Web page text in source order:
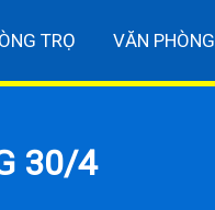
TRỌ VĂN PHÒNG
30/4